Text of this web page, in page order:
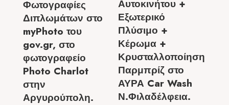
Φωτογραφίες
Διπλωμάτων στο
myPhoto του
gov.gr, στο
φωτογραφείο
Photo Charlot
στην
Αργυρούπολη.
Αυτοκινήτου +
Εξωτερικό
Πλύσιμο +
Κέρωμα +
Κρυσταλλοποίηση
Παρμπρίζ στο
ΑΥΡΑ Car Wash
Ν.Φιλαδέλφεια.